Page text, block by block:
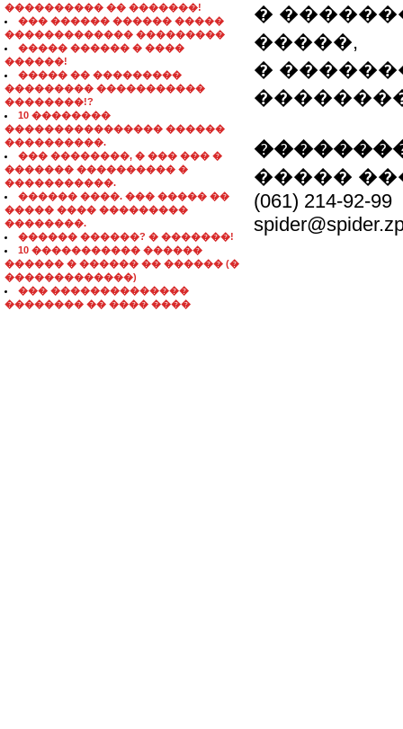
���������� �� �������!
��� ������ ������ �����
������������� ���������
����� ������ � ����
������!
����� �� ���������
��������� �����������
��������!?
10 ��������
���������������� ������
����������.
��� ��������, � ��� ��� �
������� ���������� �
�����������.
������ ����. ��� ����� ��
����� ���� ���������
��������.
������ ������? � �������!
10 ����������� ������
������ � ������ �� ������ (�
�������������)
��� ��������������
�������� �� ���� ����
�
�����,
�
�����
(061) 214-92-99